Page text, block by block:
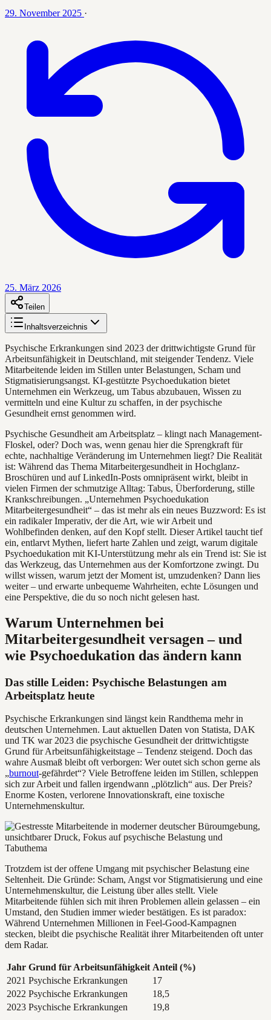
29. November 2025 ·
25. März 2026
Teilen
Inhaltsverzeichnis
Psychische Erkrankungen sind 2023 der drittwichtigste Grund für
Arbeitsunfähigkeit in Deutschland, mit steigender Tendenz. Viele
Mitarbeitende leiden im Stillen unter Belastungen, Scham und
Stigmatisierungsangst. KI-gestützte Psychoedukation bietet
Unternehmen ein Werkzeug, um Tabus abzubauen, Wissen zu
vermitteln und eine Kultur zu schaffen, in der psychische
Gesundheit ernst genommen wird.
Psychische Gesundheit am Arbeitsplatz – klingt nach Management-
Floskel, oder? Doch was, wenn genau hier die Sprengkraft für
echte, nachhaltige Veränderung im Unternehmen liegt? Die Realität
ist: Während das Thema Mitarbeitergesundheit in Hochglanz-
Broschüren und auf LinkedIn-Posts omnipräsent wirkt, bleibt in
vielen Firmen der schmutzige Alltag: Tabus, Überforderung, stille
Krankschreibungen. „Unternehmen Psychoedukation
Mitarbeitergesundheit“ – das ist mehr als ein neues Buzzword: Es ist
ein radikaler Imperativ, der die Art, wie wir Arbeit und
Wohlbefinden denken, auf den Kopf stellt. Dieser Artikel taucht tief
ein, entlarvt Mythen, liefert harte Zahlen und zeigt, warum digitale
Psychoedukation mit KI-Unterstützung mehr als ein Trend ist: Sie ist
das Werkzeug, das Unternehmen aus der Komfortzone zwingt. Du
willst wissen, warum jetzt der Moment ist, umzudenken? Dann lies
weiter – und erwarte unbequeme Wahrheiten, echte Lösungen und
eine Perspektive, die du so noch nicht gelesen hast.
Warum Unternehmen bei
Mitarbeitergesundheit versagen – und
wie Psychoedukation das ändern kann
Das stille Leiden: Psychische Belastungen am
Arbeitsplatz heute
Psychische Erkrankungen sind längst kein Randthema mehr in
deutschen Unternehmen. Laut aktuellen Daten von Statista, DAK
und TK war 2023 die psychische Gesundheit der drittwichtigste
Grund für Arbeitsunfähigkeitstage – Tendenz steigend. Doch das
wahre Ausmaß bleibt oft verborgen: Wer outet sich schon gerne als
„burnout-gefährdet“? Viele Betroffene leiden im Stillen, schleppen
sich zur Arbeit und fallen irgendwann „plötzlich“ aus. Der Preis?
Enorme Kosten, verlorene Innovationskraft, eine toxische
Unternehmenskultur.
Trotzdem ist der offene Umgang mit psychischer Belastung eine
Seltenheit. Die Gründe: Scham, Angst vor Stigmatisierung und eine
Unternehmenskultur, die Leistung über alles stellt. Viele
Mitarbeitende fühlen sich mit ihren Problemen allein gelassen – ein
Umstand, den Studien immer wieder bestätigen. Es ist paradox:
Während Unternehmen Millionen in Feel-Good-Kampagnen
stecken, bleibt die psychische Realität ihrer Mitarbeitenden oft unter
dem Radar.
Jahr Grund für Arbeitsunfähigkeit Anteil (%)
2021 Psychische Erkrankungen
17
2022 Psychische Erkrankungen
18,5
2023 Psychische Erkrankungen 19,8